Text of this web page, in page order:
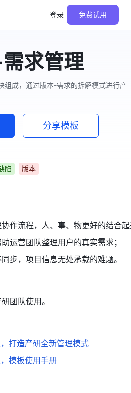
登录 免费试用
求管理
组成，通过版本-需求的拆解模式进行产
分享模板
陷 版本
作流程，人、事、物更好的结合
运营团队整理用户的真实需求；
步，项目信息无处承载的难题。
团队使用。
打造产研全新管理模式
模板使用手册